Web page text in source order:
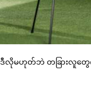
မဟုတ်ဘဲ တခြားလူတွေ